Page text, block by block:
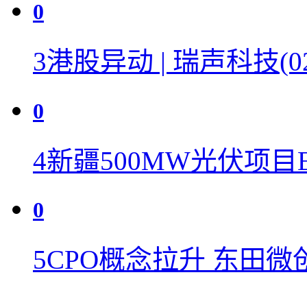
0
3港股异动 | 瑞声科技
0
4新疆500MW光伏项目
0
5CPO概念拉升 东田微